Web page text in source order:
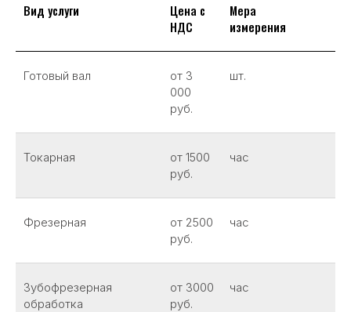
Вид услуги
Цена с
НДС
Мера
измерения
Готовый вал
от 3
000
руб.
шт.
Токарная
от 1500
руб.
час
Фрезерная
от 2500
руб.
час
Зубофрезерная
обработка
от 3000
руб.
час